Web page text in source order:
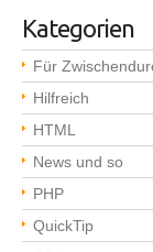
Kategorien
Für
Hilfreich
HTML
News und so
PHP
QuickTip